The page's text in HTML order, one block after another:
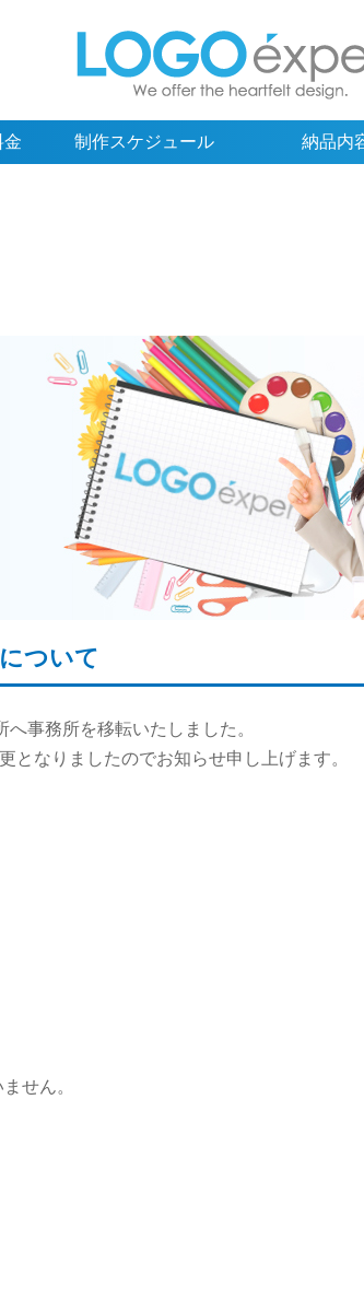
金 制作スケジュール 納品内
ついて
事務所を移転いたしました。
となりましたのでお知らせ申し上げます。
せん。